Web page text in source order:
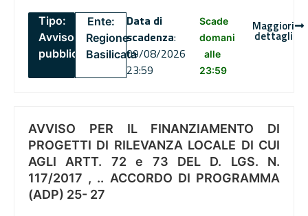
Tipo:
Avviso
pubblico
Ente:
Regione
Basilicata
Data di
scadenza:
09/08/2026
23:59
Scade
domani
alle
23:59
Maggiori
dettagli
AVVISO PER IL FINANZIAMENTO DI
PROGETTI DI RILEVANZA LOCALE DI CUI
AGLI ARTT. 72 e 73 DEL D. LGS. N.
117/2017 , .. ACCORDO DI PROGRAMMA
(ADP) 25- 27